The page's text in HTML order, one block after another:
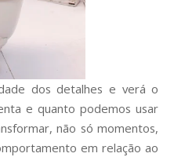
dos detalhes e verá o
e quanto podemos usar
não só momentos,
em relação ao